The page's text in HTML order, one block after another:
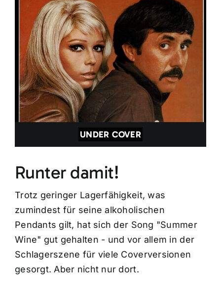
UNDER COVER
Runter damit!
Trotz geringer Lagerfähigkeit, was
zumindest für seine alkoholischen
Pendants gilt, hat sich der Song "Summer
Wine" gut gehalten - und vor allem in der
Schlagerszene für viele Coverversionen
gesorgt. Aber nicht nur dort.